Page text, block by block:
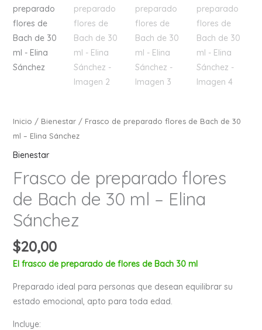
Inicio / Bienestar/ Frasco de preparado flores de Bach de 30
ml – Elina Sánchez
Bienestar
Frasco de preparado flores
de Bach de 30 ml – Elina
Sánchez
$20,00
El frasco de preparado de flores de Bach 30 ml
Preparado ideal para personas que desean equilibrar su
estado emocional, apto para toda edad.
Incluye:
Sánchez
cantidad